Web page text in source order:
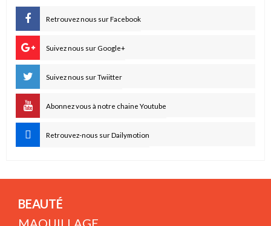
Retrouvez nous sur Facebook
Suivez nous sur Google+
Suivez nous sur Twiitter
Abonnez vous à notre chaine Youtube
Retrouvez-nous sur Dailymotion
BEAUTÉ